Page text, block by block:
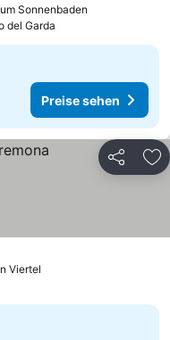
Sonnenbaden
del Garda
Preise sehen
Teilen
Viertel